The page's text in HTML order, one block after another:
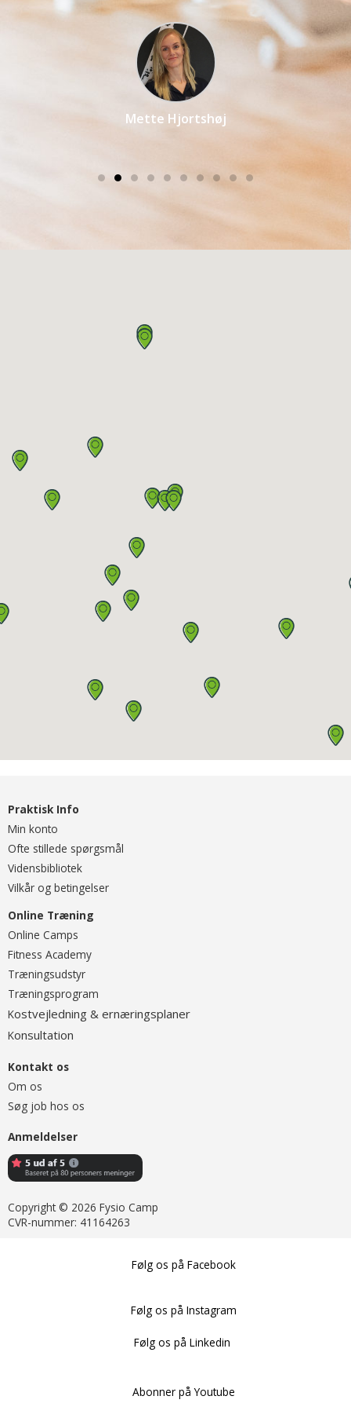
Mette Hjortshøj
Praktisk Info
Min konto
Ofte stillede spørgsmål
Vidensbibliotek
Vilkår og betingelser
Online Træning
Online Camps
Fitness Academy
Træningsudstyr
Træningsprogram
Kostvejledning & ernæringsplaner
Konsultation
Kontakt os
Om os
Søg job hos os
Anmeldelser
Copyright © 2026 Fysio Camp
CVR-nummer: 41164263
Følg os på Facebook
Følg os på Instagram
Følg os på Linkedin
Abonner på Youtube